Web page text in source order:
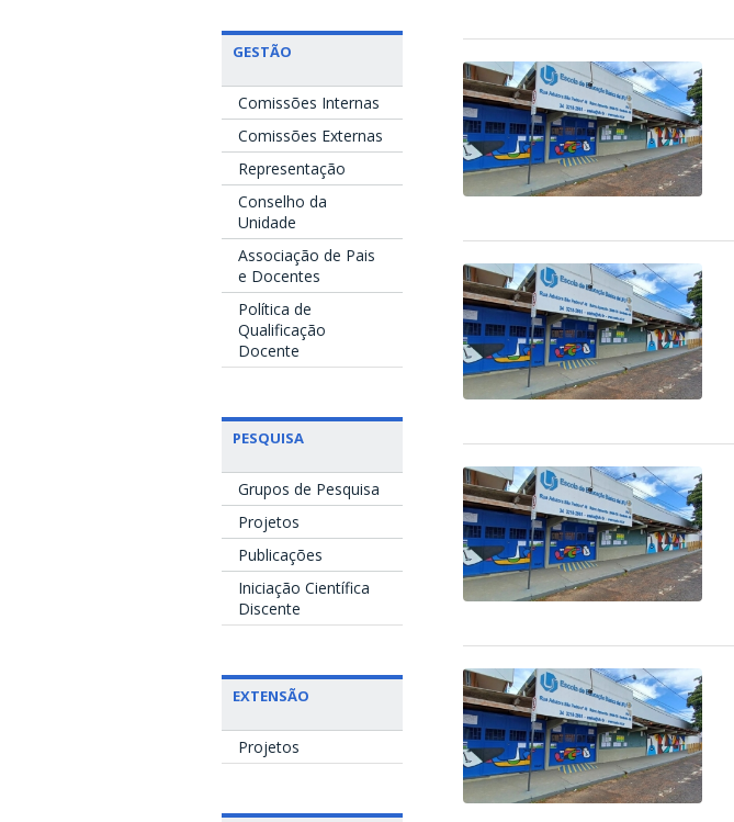
GESTÃO
Comissões Internas
Comissões Externas
Representação
Conselho da
Unidade
Associação de Pais
e Docentes
Política de
Qualificação
Docente
PESQUISA
Grupos de Pesquisa
Projetos
Publicações
Iniciação Científica
Discente
EXTENSÃO
Projetos